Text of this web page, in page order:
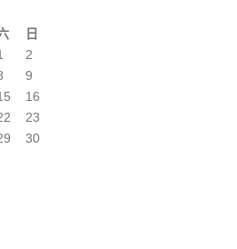
日
2
9
16
23
30